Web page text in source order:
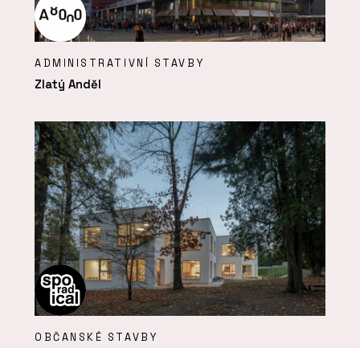
ADMINISTRATIVNÍ STAVBY
Zlatý Anděl
OBČANSKÉ STAVBY